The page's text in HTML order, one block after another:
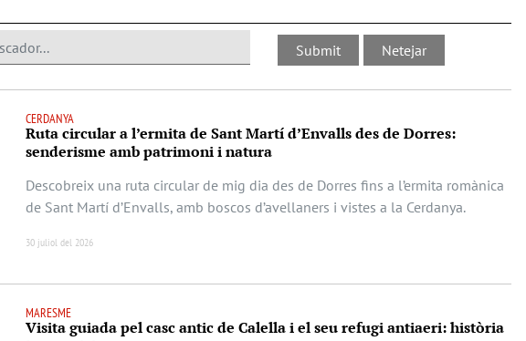
CERDANYA
Ruta circular a l’ermita de Sant Martí d’Envalls des de Dorres:
senderisme amb patrimoni i natura
Descobreix una ruta circular de mig dia des de Dorres fins a l’ermita romànica
de Sant Martí d’Envalls, amb boscos d’avellaners i vistes a la Cerdanya.
30 juliol del 2026
MARESME
Visita guiada pel casc antic de Calella i el seu refugi antiaeri: història